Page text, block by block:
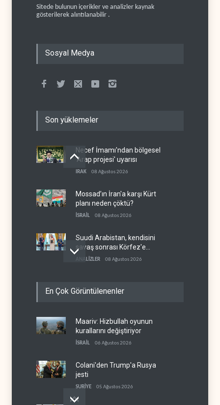
Sitede bulunun içerikler ve analizler kaynak
gösterilerek alıntılanabilir .
Sosyal Medya
Son yüklemeler
Necef İmamı'ndan bölgesel
'Arap projesi' uyarısı
IRAK 08 Ağustos 2026
Mossad’ın İran'a karşı Kürt
planı neden çöktü?
İSRAİL 08 Ağustos 2026
Suudi Arabistan, kendisini
savaş sonrası Körfez'e
hazırlıyor
ANALİZLER 08 Ağustos 2026
savaşı nedeniyle 23 bin
ABD ikna etti: Ukrayna
Karadeniz'deki petrol
tankerlerini vurmayacak
08 Ağustos 2026
En Çok Görüntülenenler
Maariv: Hizbullah oyunun
kurallarını değiştiriyor
İSRAİL 06 Ağustos 2026
Colani'den Trump'a Rusya
jesti
SURİYE 05 Ağustos 2026